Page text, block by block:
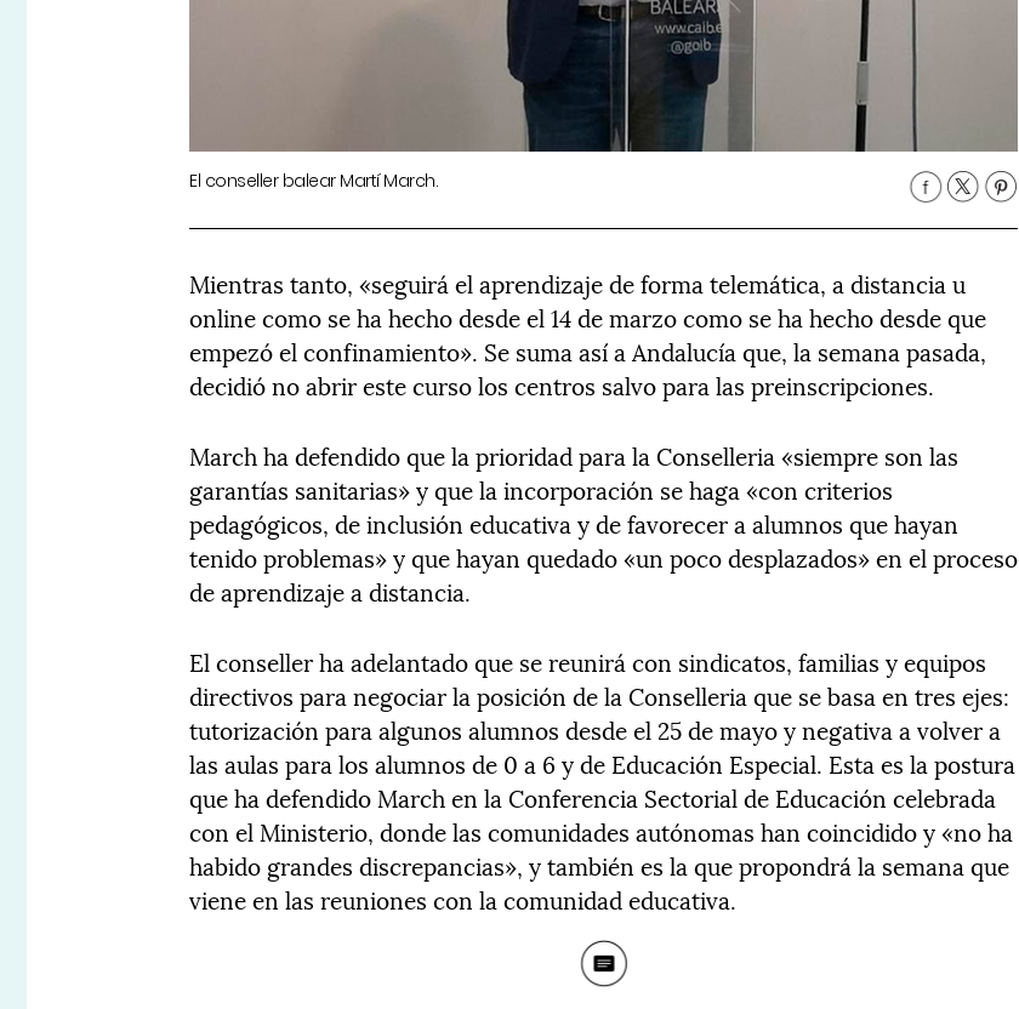
El conseller balear Martí March.
Mientras tanto, «seguirá el aprendizaje de forma telemática, a distancia u
online como se ha hecho desde el 14 de marzo como se ha hecho desde que
empezó el confinamiento». Se suma así a Andalucía que, la semana pasada,
decidió no abrir este curso los centros salvo para las preinscripciones.
March ha defendido que la prioridad para la Conselleria «siempre son las
garantías sanitarias» y que la incorporación se haga «con criterios
pedagógicos, de inclusión educativa y de favorecer a alumnos que hayan
tenido problemas» y que hayan quedado «un poco desplazados» en el proceso
de aprendizaje a distancia.
El conseller ha adelantado que se reunirá con sindicatos, familias y equipos
directivos para negociar la posición de la Conselleria que se basa en tres ejes:
tutorización para algunos alumnos desde el 25 de mayo y negativa a volver a
las aulas para los alumnos de 0 a 6 y de Educación Especial. Esta es la postura
que ha defendido March en la Conferencia Sectorial de Educación celebrada
con el Ministerio, donde las comunidades autónomas han coincidido y «no ha
habido grandes discrepancias», y también es la que propondrá la semana que
viene en las reuniones con la comunidad educativa.